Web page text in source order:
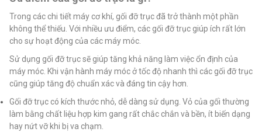
Trong các chi tiết máy cơ khí, gối đỡ trục đã trở thành một phần
không thể thiếu. Với nhiều ưu điểm, các gối đỡ trục giúp ích rất lớn
cho sự hoạt động của các máy móc.
Sử dụng gối đỡ trục sẽ giúp tăng khả năng làm việc ổn định của
máy móc. Khi vận hành máy móc ở tốc độ nhanh thì các gối đỡ trục
cũng giúp tăng độ chuẩn xác và đáng tin cậy hơn.
Gối đỡ trục có kích thước nhỏ, dễ dàng sử dụng. Vỏ của gối thường
làm bằng chất liệu hợp kim gang rất chắc chắn và bền, ít biến dạng
hay nứt vỡ khi bị va chạm.